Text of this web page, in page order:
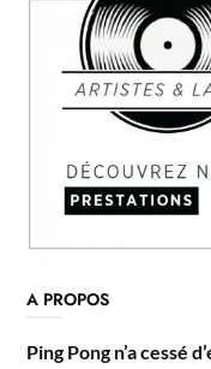
A PROPOS
Ping Pong n’a cessé